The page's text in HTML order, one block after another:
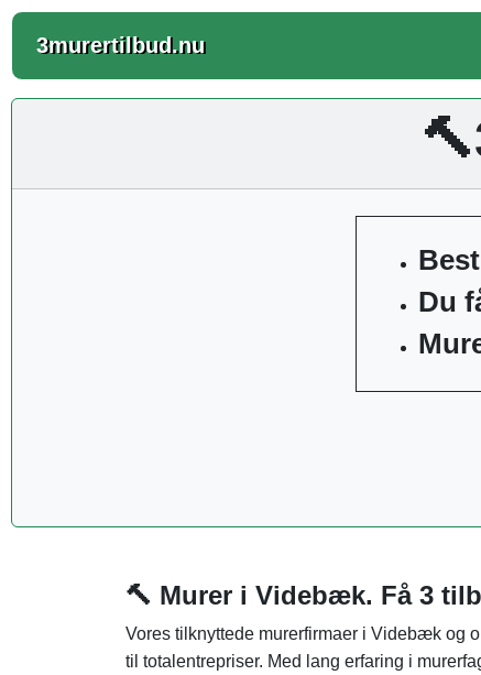
3murertilbud.nu
Du
🔨 Murer i Videbæk. Få 3
Vores tilknyttede murerfirmaer i Videbæk og
til totalentrepriser. Med lang erfaring i